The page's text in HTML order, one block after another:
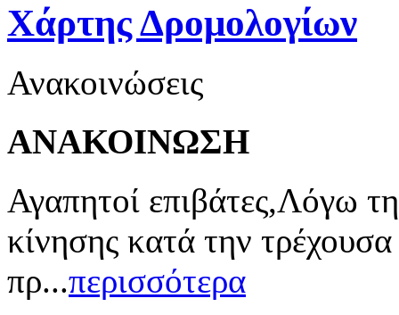
Χάρτης Δρομολογίων
Ανακοινώσεις
ΑΝΑΚΟΙΝΩΣΗ
Αγαπητοί επιβάτες,Λόγω
κίνησης κατά την
πρ...περισσότερα